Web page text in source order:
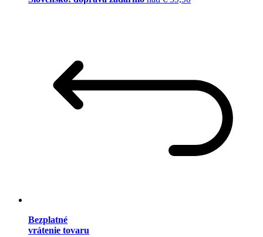
Bezplatné
vrátenie tovaru